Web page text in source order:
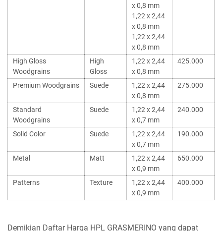
x 0,8 mm
1,22 x 2,44
x 0,8 mm
1,22 x 2,44
x 0,8 mm
High Gloss
Woodgrains
High
Gloss
1,22 x 2,44
x 0,8 mm
425.000
Premium Woodgrains Suede
1,22 x 2,44
x 0,8 mm
275.000
Standard
Woodgrains
Suede
1,22 x 2,44
x 0,7 mm
240.000
Solid Color Suede
1,22 x 2,44
x 0,7 mm
190.000
Metal Matt
1,22 x 2,44
x 0,9 mm
650.000
Patterns Texture
1,22 x 2,44
x 0,9 mm
400.000
Demikian Daftar Harga HPL GRASMERINO yang dapat